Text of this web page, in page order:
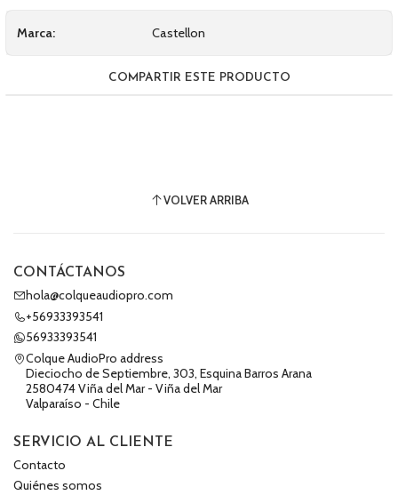
Marca: Castellon
COMPARTIR ESTE PRODUCTO
VOLVER ARRIBA
CONTÁCTANOS
hola@colqueaudiopro.com
+56933393541
56933393541
Colque AudioPro address
Dieciocho de Septiembre, 303, Esquina Barros Arana
2580474 Viña del Mar - Viña del Mar
Valparaíso - Chile
SERVICIO AL CLIENTE
Contacto
Quiénes somos